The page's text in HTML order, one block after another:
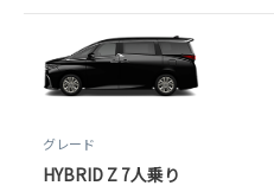
グレード
HYBRID Z 7人乗り